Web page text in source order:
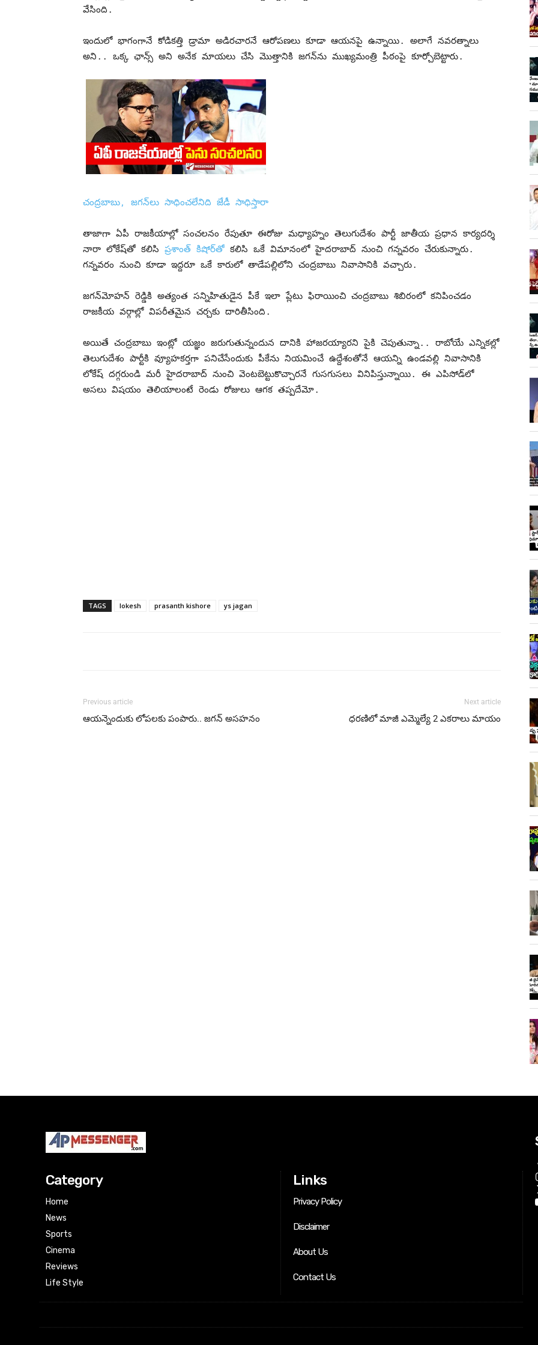
వేసింది.
ఇందులో భాగంగానే కోడికత్తి డ్రామా అడిరచారనే ఆరోపణలు కూడా ఆయనపై ఉన్నాయి. అలాగే నవరత్నాలు
అని.. ఒక్క ఛాన్స్‌ అని అనేక మాయలు చేసి మొత్తానికి జగన్‌ను ముఖ్యమంత్రి పీఠంపై కూర్చోబెట్టారు.
చంద్రబాబు, జగన్‌లు సాధించలేనిది జేడీ సాధిస్తారా
తాజాగా ఏపీ రాజకీయాల్లో సంచలనం రేపుతూ ఈరోజు మధ్యాహ్నం తెలుగుదేశం పార్టీ జాతీయ ప్రధాన కార్యదర్శి
నారా లోకేష్‌తో కలిసి ప్రశాంత్‌ కిషోర్‌తోకలిసి ఒకే విమానంలో హైదరాబాద్‌ నుంచి గన్నవరం చేరుకున్నారు.
గన్నవరం నుంచి కూడా ఇద్దరూ ఒకే కారులో తాడేపల్లిలోని చంద్రబాబు నివాసానికి వచ్చారు.
జగన్‌మోహన్‌ రెడ్డికి అత్యంత సన్నిహితుడైన పీకే ఇలా ప్లేటు ఫిరాయించి చంద్రబాబు శిబిరంలో కనిపించడం
రాజకీయ వర్గాల్లో విపరీతమైన చర్చకు దారితీసింది.
అయితే చంద్రబాబు ఇంట్లో యజ్ఞం జరుగుతున్నందున దానికి హాజరయ్యారని పైకి చెపుతున్నా.. రాబోయే ఎన్నికల్లో
తెలుగుదేశం పార్టీకి వ్యూహకర్తగా పనిచేసేందుకు పీకేను నియమించే ఉద్దేశంతోనే ఆయన్ని ఉండవల్లి నివాసానికి
లోకేష్‌ దగ్గరుండి మరీ హైదరాబాద్‌ నుంచి వెంటబెట్టుకొచ్చారనే గుసగుసలు వినిపిస్తున్నాయి. ఈ ఎపిసోడ్‌లో
అసలు విషయం తెలియాలంటే రెండు రోజులు ఆగక తప్పదేమో.
TAGS lokesh prasanth kishore ys jagan
Previous article
ఆయన్నెందుకు లోపలకు పంపారు.. జగన్‌ అసహనం
Next article
ధరణిలో మాజీ ఎమ్మెల్యే 2 ఎకరాలు మాయం
Category
Home
News
Sports
Cinema
Reviews
Life Style
Links
Privacy Policy
Disclaimer
About Us
Contact Us